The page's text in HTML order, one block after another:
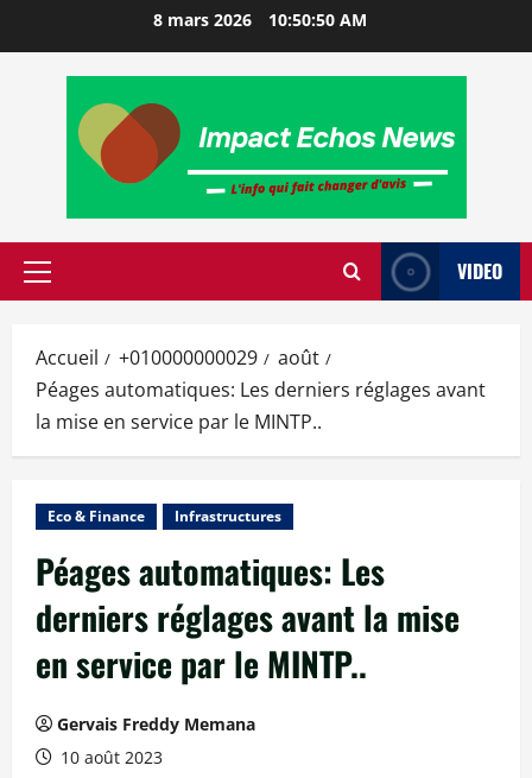
8 mars 2026 10:50:51 AM
VIDEO
Accueil +010000000029
août
Péages automatiques: Les derniers réglages avant
la mise en service par le MINTP..
Eco & Finance Infrastructures
Péages automatiques: Les
derniers réglages avant la mise
en service par le MINTP..
Gervais Freddy Memana
10 août 2023